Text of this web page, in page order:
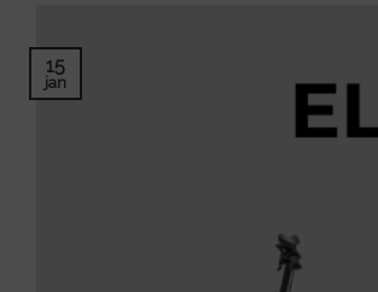
15
jan